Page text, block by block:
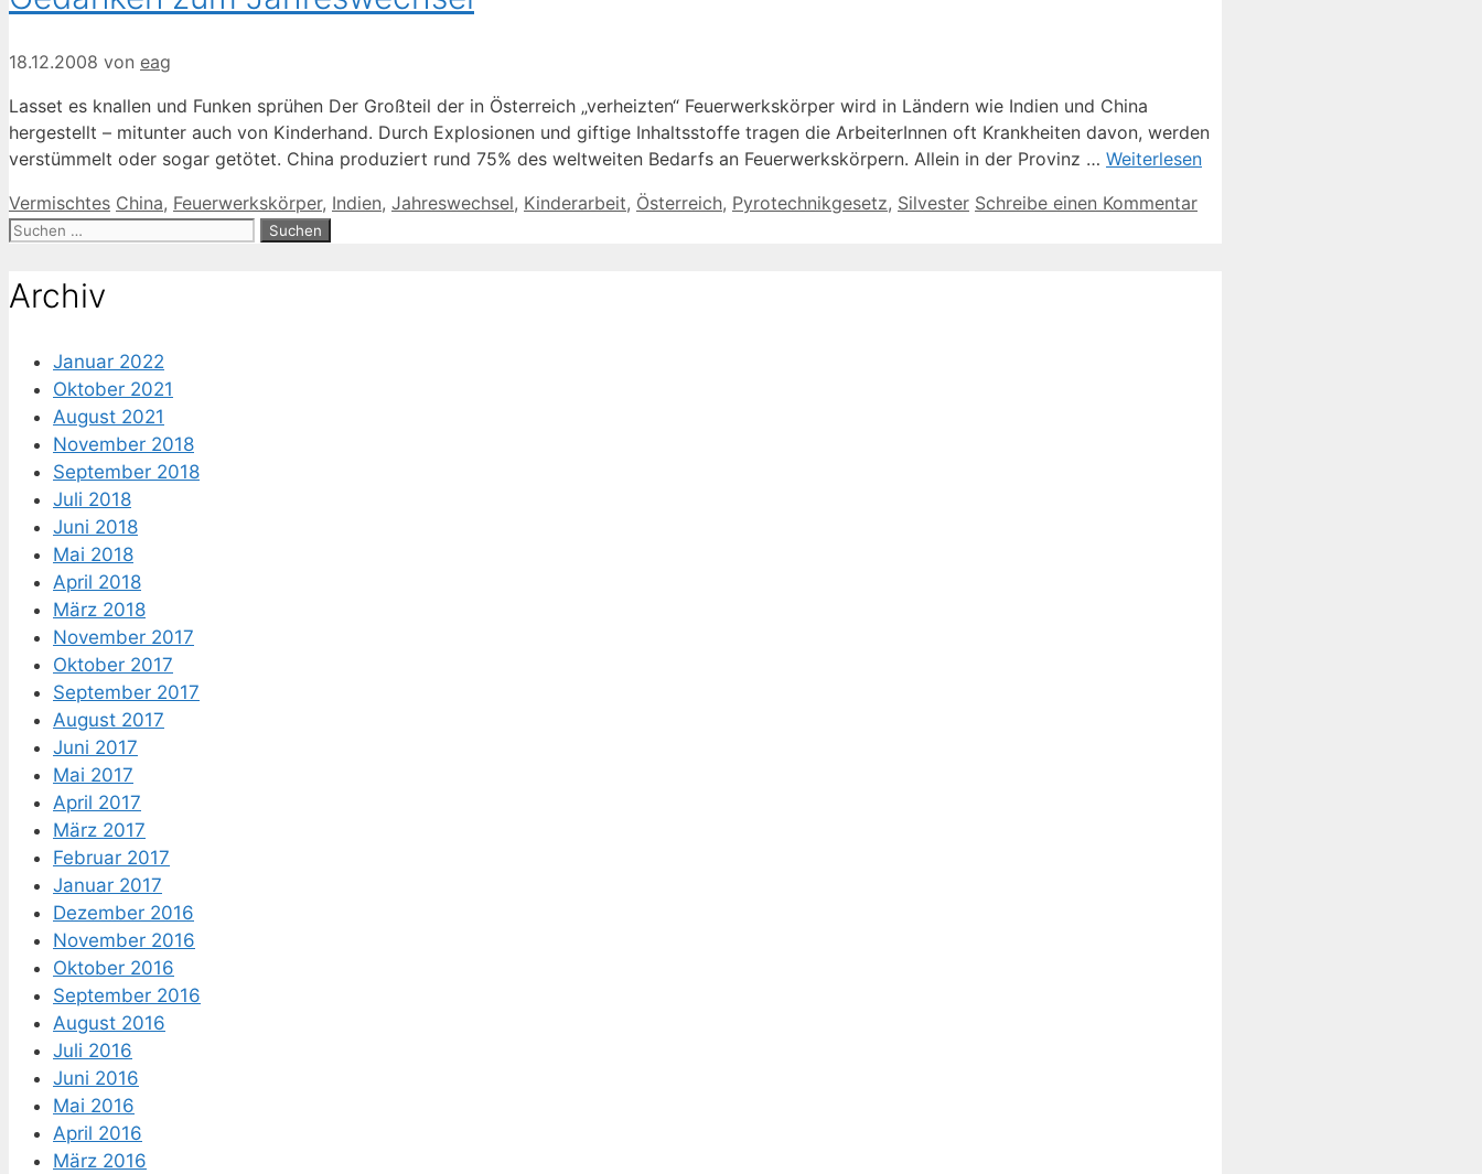
18.12.2008 von eag
Lasset es knallen und Funken sprühen Der Großteil der in Österreich „verheizten“ Feuerwerkskörper wird in Ländern wie Indien und China
hergestellt – mitunter auch von Kinderhand. Durch Explosionen und giftige Inhaltsstoffe tragen die ArbeiterInnen oft Krankheiten davon, werden
verstümmelt oder sogar getötet. China produziert rund 75% des weltweiten Bedarfs an Feuerwerkskörpern. Allein in der Provinz … Weiterlesen
Kategorien
Vermischtes Schlagwörter
China, Feuerwerkskörper, Indien, Jahreswechsel, Kinderarbeit, Österreich, Pyrotechnikgesetz, Silvester Schreibe einen Kommentar
Suche
Archiv
Januar 2022
Oktober 2021
August 2021
November 2018
September 2018
Juli 2018
Juni 2018
Mai 2018
April 2018
März 2018
November 2017
Oktober 2017
September 2017
August 2017
Juni 2017
Mai 2017
April 2017
März 2017
Februar 2017
Januar 2017
Dezember 2016
November 2016
Oktober 2016
September 2016
August 2016
Juli 2016
Juni 2016
Mai 2016
April 2016
März 2016